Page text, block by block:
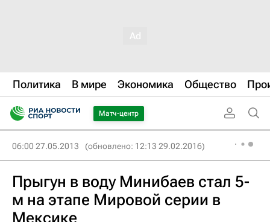
Политика В мире Экономика Общество
Матч-центр
06:00 27.05.2013 (обновлено: 12:13 29.02.2016)
Прыгун в воду Минибаев стал 5-
м на этапе Мировой серии в
Мексике